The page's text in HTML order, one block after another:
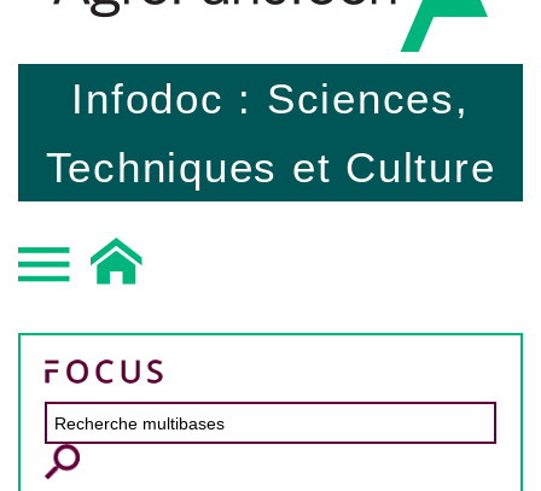
Infodoc : Sciences,
Techniques et Culture